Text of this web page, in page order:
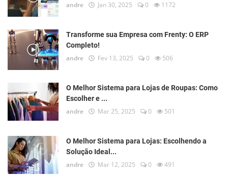
andre Jan 30, 2025 0 1172
Transforme sua Empresa com Frenty: O ERP
Completo!
andre Fev 13, 2025 0 506
O Melhor Sistema para Lojas de Roupas: Como
Escolher e ...
andre Mar 25, 2025 0 501
O Melhor Sistema para Lojas: Escolhendo a
Solução Ideal...
andre Mar 12, 2025 0 491